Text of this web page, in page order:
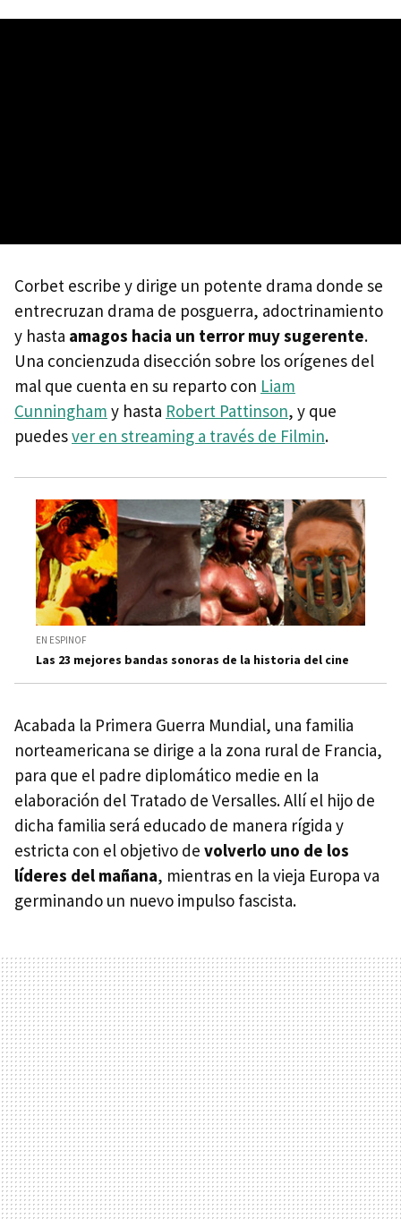
Corbet escribe y dirige un potente drama donde se
entrecruzan drama de posguerra, adoctrinamiento
y hasta amagos hacia un terror muy sugerente.
Una concienzuda disección sobre los orígenes del
mal que cuenta en su reparto con Liam
Cunningham y hasta Robert Pattinson, y que
puedesver en streaming a través de Filmin.
EN ESPINOF
Las 23 mejores bandas sonoras de la historia del cine
Acabada la Primera Guerra Mundial, una familia
norteamericana se dirige a la zona rural de Francia,
para que el padre diplomático medie en la
elaboración del Tratado de Versalles. Allí el hijo de
dicha familia será educado de manera rígida y
estricta con el objetivo de volverlo uno de los
líderes del mañana, mientras en la vieja Europa va
germinando un nuevo impulso fascista.